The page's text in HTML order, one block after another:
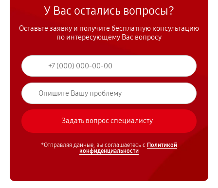
У Вас остались вопросы?
Оставьте заявку и получите бесплатную консультацию
по интересующему Вас вопросу
*Отправляя данные, вы соглашаетесь с Политикой
конфиденциальности